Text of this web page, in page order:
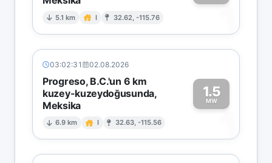
5.1 km I 32.62, -115.76 1
03:02:31 02.08.2026
Progreso, B.C.'un 6 km
kuzey-kuzeydoğusunda,
Meksika
6.9 km I 32.63, -115.56
1.5
MW
1